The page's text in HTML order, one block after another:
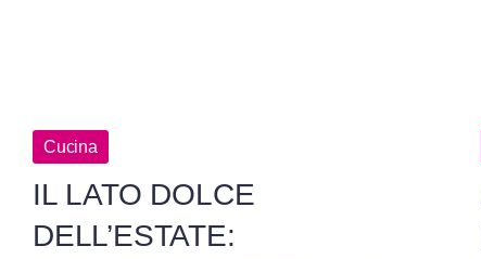
Cucina
IL LATO DOLCE
DELL’ESTATE: